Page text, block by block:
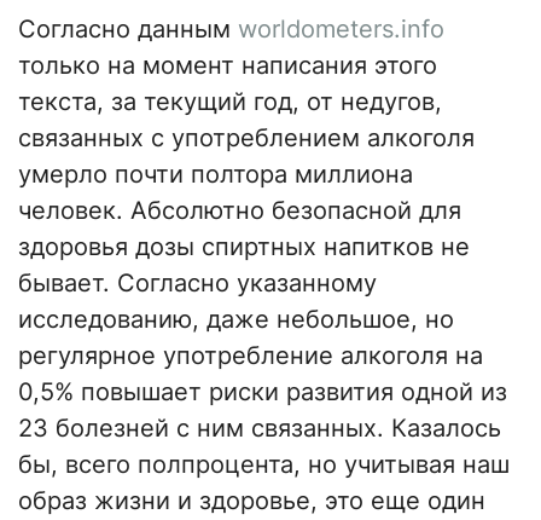
Согласно данным worldometers.info
только на момент написания этого
текста, за текущий год, от недугов,
связанных с употреблением алкоголя
умерло почти полтора миллиона
человек. Абсолютно безопасной для
здоровья дозы спиртных напитков не
бывает. Согласно указанному
исследованию, даже небольшое, но
регулярное употребление алкоголя на
0,5% повышает риски развития одной из
23 болезней с ним связанных. Казалось
бы, всего полпроцента, но учитывая наш
образ жизни и здоровье, это еще один